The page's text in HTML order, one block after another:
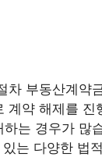
차 부동산계약
약 해제를
는 경우가 많
는 다양한 법